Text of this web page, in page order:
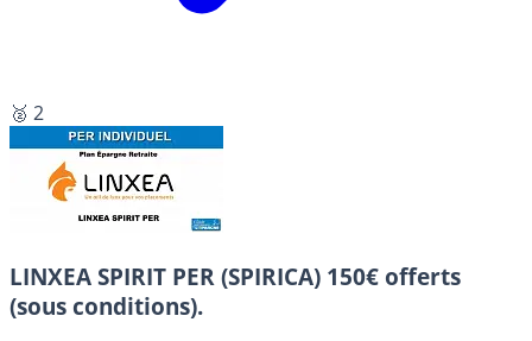
🥈 2
LINXEA SPIRIT PER (SPIRICA) 150€ offerts
(sous conditions).